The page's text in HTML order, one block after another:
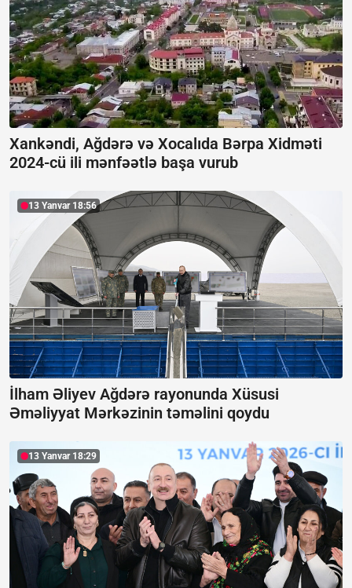
Xankəndi, Ağdərə və Xocalıda Bərpa Xidməti
2024-cü ili mənfəətlə başa vurub
13 Yanvar 18:56
İlham Əliyev Ağdərə rayonunda Xüsusi
Əməliyyat Mərkəzinin təməlini qoydu
13 Yanvar 18:29